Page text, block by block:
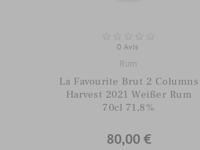
0 Avis
Rum
La Favourite Brut 2 Columns
Harvest 2021 Weißer Rum
70cl 71,8%
80,00 €